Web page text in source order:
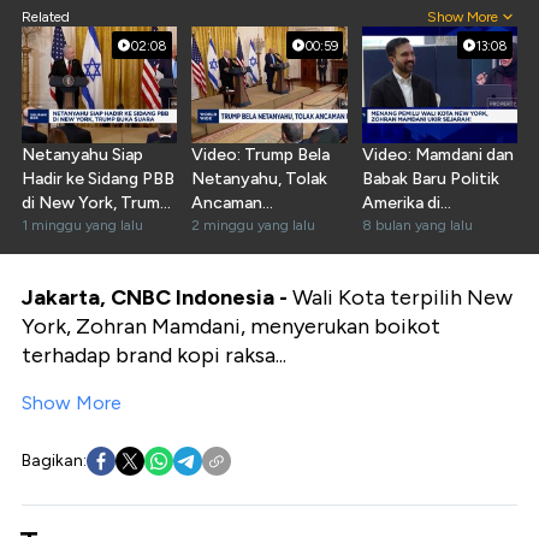
Related Show More
02:08
Netanyahu Siap
Hadir ke Sidang PBB
di New York, Trump
Buka Suara
1 minggu yang lalu
00:59
Video: Trump Bela
Netanyahu, Tolak
Ancaman
Penangkapan
2 minggu yang lalu
13:08
Video: Mamdani dan
Babak Baru Politik
Amerika di
Panggung Global
8 bulan yang lalu
Jakarta, CNBC Indonesia - Wali Kota terpilih New
York, Zohran Mamdani, menyerukan boikot
terhadap brand kopi raksa...
Show More
Bagikan: